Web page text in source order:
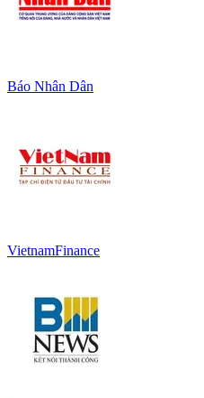
Báo Nhân Dân
VietnamFinance